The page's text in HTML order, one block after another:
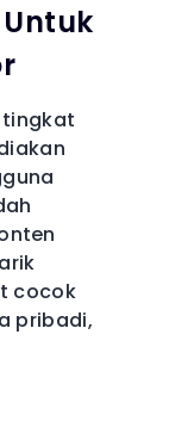
cocok
pribadi,